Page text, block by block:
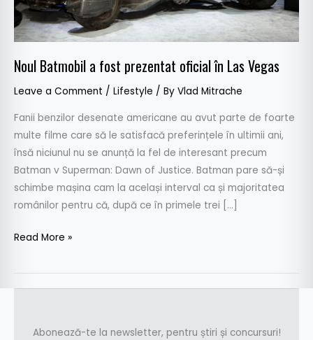
Noul Batmobil a fost prezentat oficial în Las Vegas
Leave a Comment / Lifestyle / By Vlad Mitrache
Fanii benzilor desenate americane au avut parte de foarte
multe filme care să le satisfacă preferințele în ultimii ani,
însă niciunul nu se anunță la fel de interesant precum
Batman v Superman: Dawn of Justice. Batman pare să-și
schimbe mașina cam la același interval ca și majoritatea
românilor pentru că, după ce în primele trei […]
Las
Vegas
Read More »
Abonează-te la newsletter, pentru știri și concursuri!